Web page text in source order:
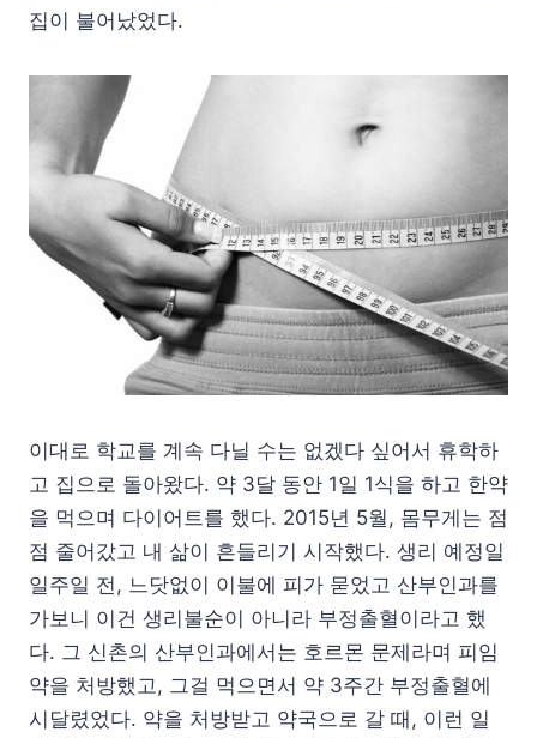
집이 불어났었다.
이대로 학교를 계속 다닐 수는 없겠다 싶어서 휴학하
고 집으로 돌아왔다. 약 3달 동안 1일 1식을 하고 한약
을 먹으며 다이어트를 했다. 2015년 5월, 몸무게는 점
점 줄어갔고 내 삶이 흔들리기 시작했다. 생리 예정일
일주일 전, 느닷없이 이불에 피가 묻었고 산부인과를
가보니 이건 생리불순이 아니라 부정출혈이라고 했
다. 그 신촌의 산부인과에서는 호르몬 문제라며 피임
약을 처방했고, 그걸 먹으면서 약 3주간 부정출혈에
시달렸었다. 약을 처방받고 약국으로 갈 때, 이런 일